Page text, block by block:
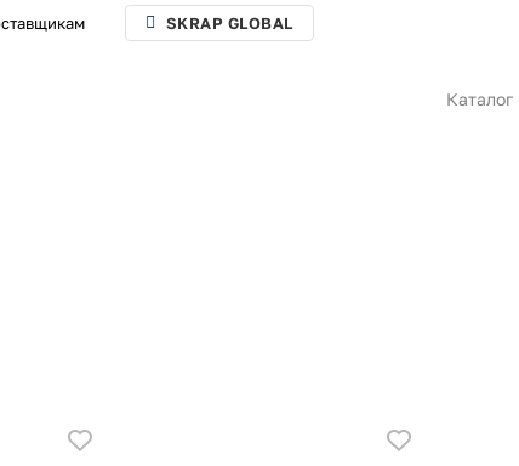
SKRAP GLOBAL
Каталог